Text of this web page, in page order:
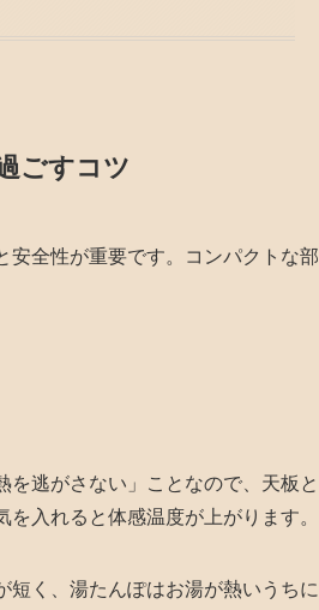
ごすコツ
安全性が重要です。コンパクトな部
逃がさない」ことなので、天板と
入れると体感温度が上がります。
短く、湯たんぽはお湯が熱いうちに